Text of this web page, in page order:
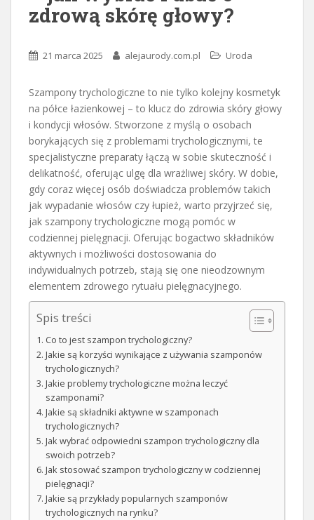
zdrową skórę głowy?
21 marca 2025 alejaurody.com.pl Uroda
Szampony trychologiczne to nie tylko kolejny kosmetyk
na półce łazienkowej – to klucz do zdrowia skóry głowy
i kondycji włosów. Stworzone z myślą o osobach
borykających się z problemami trychologicznymi, te
specjalistyczne preparaty łączą w sobie skuteczność i
delikatność, oferując ulgę dla wrażliwej skóry. W dobie,
gdy coraz więcej osób doświadcza problemów takich
jak wypadanie włosów czy łupież, warto przyjrzeć się,
jak szampony trychologiczne mogą pomóc w
codziennej pielęgnacji. Oferując bogactwo składników
aktywnych i możliwości dostosowania do
indywidualnych potrzeb, stają się one nieodzownym
elementem zdrowego rytuału pielęgnacyjnego.
Spis treści
Co to jest szampon trychologiczny?
Jakie są korzyści wynikające z używania szamponów
trychologicznych?
Jakie problemy trychologiczne można leczyć
szamponami?
Jakie są składniki aktywne w szamponach
trychologicznych?
Jak wybrać odpowiedni szampon trychologiczny dla
swoich potrzeb?
Jak stosować szampon trychologiczny w codziennej
pielęgnacji?
Jakie są przykłady popularnych szamponów
trychologicznych na rynku?